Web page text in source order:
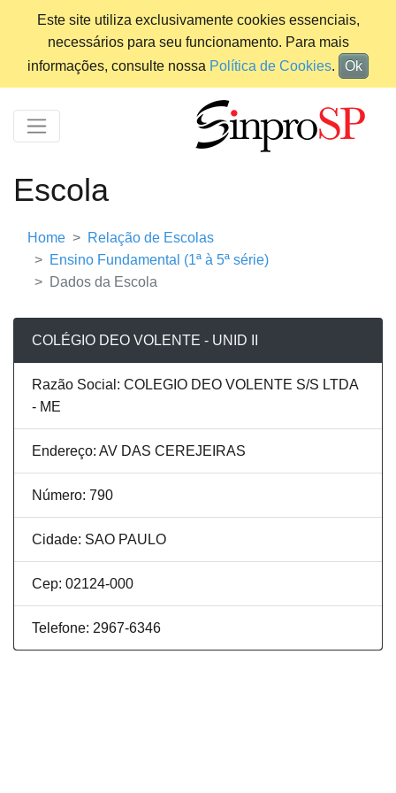
Este site utiliza exclusivamente cookies essenciais,
necessários para seu funcionamento. Para mais
informações, consulte nossa Política de Cookies. Ok
Escola
Home
Relação de Escolas
Ensino Fundamental (1ª à 5ª série)
Dados da Escola
COLÉGIO DEO VOLENTE - UNID II
Razão Social: COLEGIO DEO VOLENTE S/S LTDA
- ME
Endereço: AV DAS CEREJEIRAS
Número: 790
Cidade: SAO PAULO
Cep: 02124-000
Telefone: 2967-6346